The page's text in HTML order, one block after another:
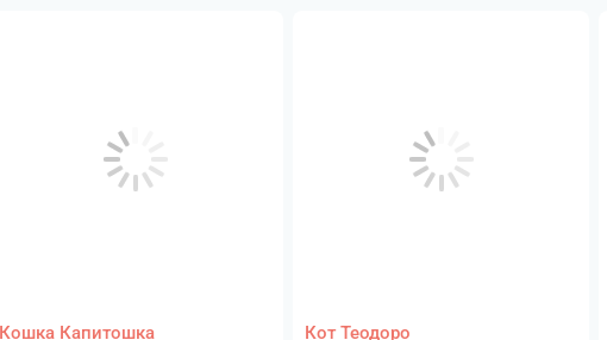
Кошка Капитошка Кот Теодоро